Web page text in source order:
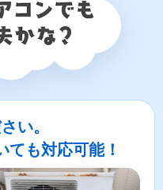
い。
も対応可能！